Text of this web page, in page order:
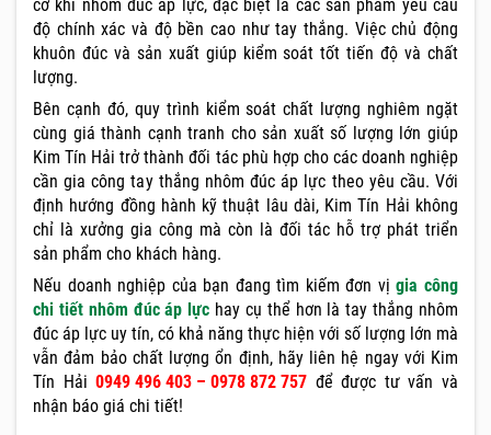
cơ khí nhôm đúc áp lực, đặc biệt là các sản phẩm yêu cầu
độ chính xác và độ bền cao như tay thắng. Việc chủ động
khuôn đúc và sản xuất giúp kiểm soát tốt tiến độ và chất
lượng.
Bên cạnh đó, quy trình kiểm soát chất lượng nghiêm ngặt
cùng giá thành cạnh tranh cho sản xuất số lượng lớn giúp
Kim Tín Hải trở thành đối tác phù hợp cho các doanh nghiệp
cần gia công tay thắng nhôm đúc áp lực theo yêu cầu. Với
định hướng đồng hành kỹ thuật lâu dài, Kim Tín Hải không
chỉ là xưởng gia công mà còn là đối tác hỗ trợ phát triển
sản phẩm cho khách hàng.
Nếu doanh nghiệp của bạn đang tìm kiếm đơn vịgia công
chi tiết nhôm đúc áp lực hay cụ thể hơn là tay thắng nhôm
đúc áp lực uy tín, có khả năng thực hiện với số lượng lớn mà
vẫn đảm bảo chất lượng ổn định, hãy liên hệ ngay với Kim
Tín Hải0949 496 403 – 0978 872 757 để được tư vấn và
nhận báo giá chi tiết!